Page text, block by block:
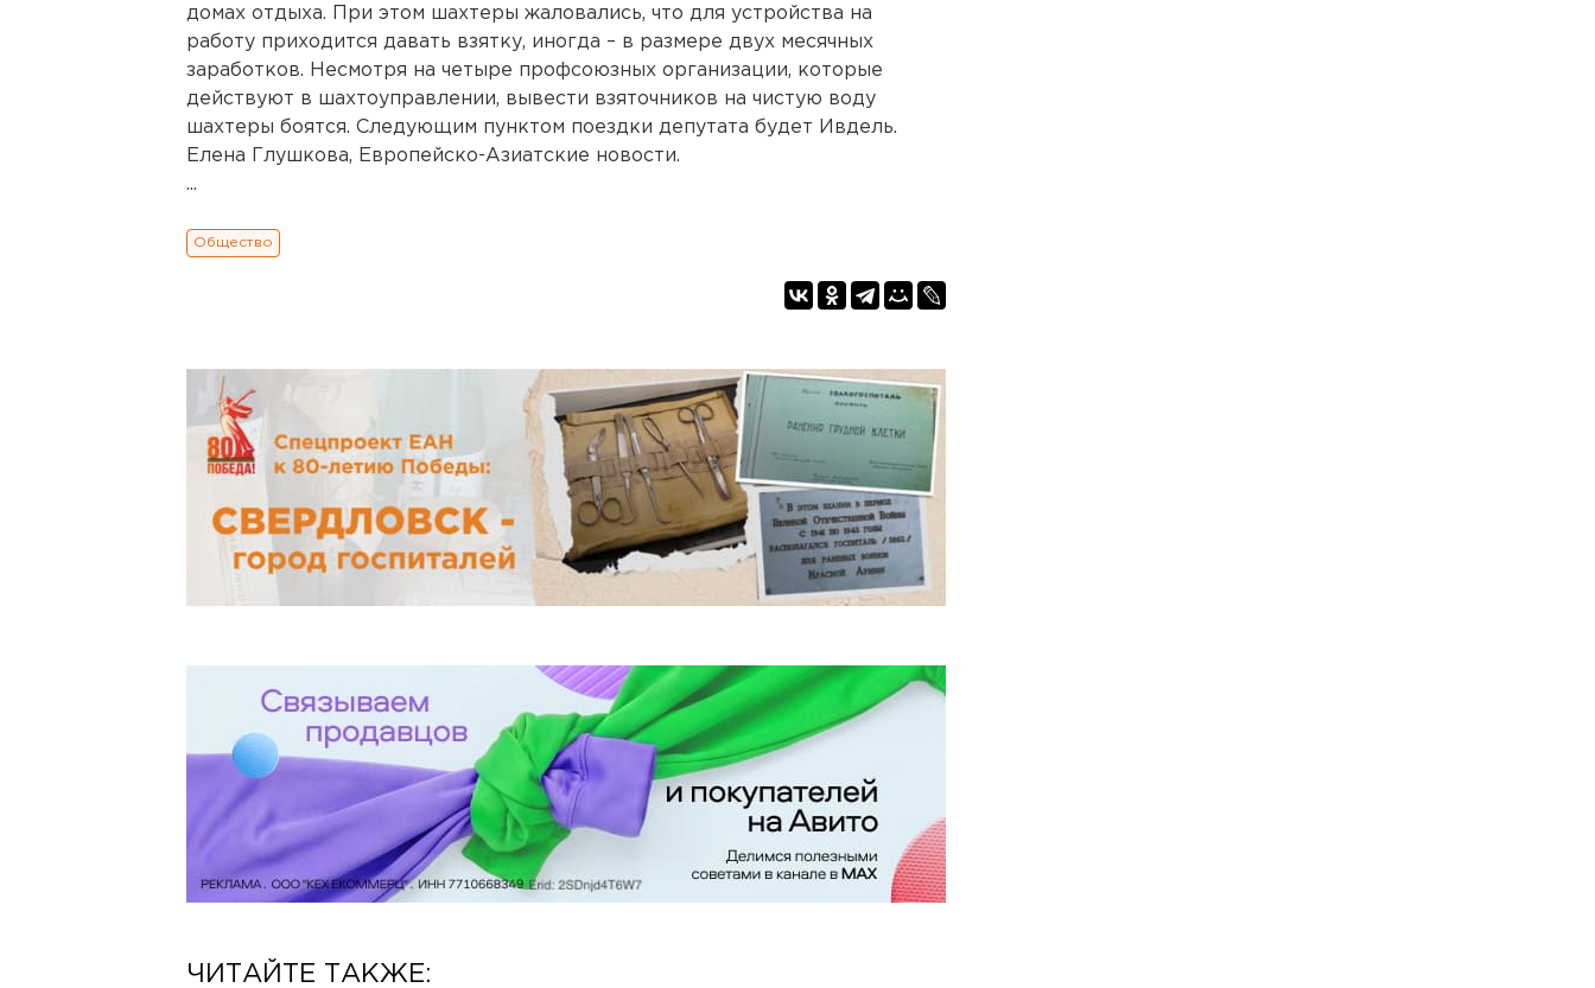
домах отдыха. При этом шахтеры жаловались, что для устройства на
работу приходится давать взятку, иногда – в размере двух месячных
заработков. Несмотря на четыре профсоюзных организации, которые
действуют в шахтоуправлении, вывести взяточников на чистую воду
шахтеры боятся. Следующим пунктом поездки депутата будет Ивдель.
Елена Глушкова, Европейско-Азиатские новости.
...
Общество
ЧИТАЙТЕ ТАКЖЕ: